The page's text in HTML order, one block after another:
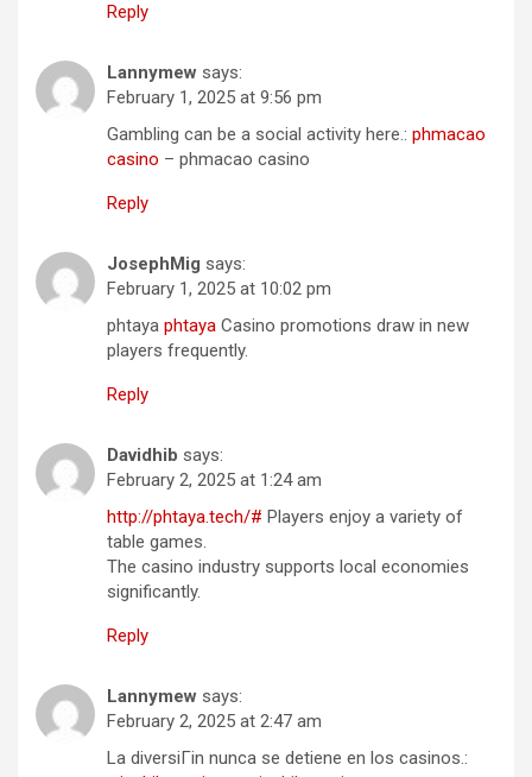
Reply
Lannymew says:
February 1, 2025 at 9:56 pm
Gambling can be a social activity here.: phmacao
casino – phmacao casino
Reply
JosephMig says:
February 1, 2025 at 10:02 pm
phtaya phtaya Casino promotions draw in new
players frequently.
Reply
Davidhib says:
February 2, 2025 at 1:24 am
http://phtaya.tech/# Players enjoy a variety of
table games.
The casino industry supports local economies
significantly.
Reply
Lannymew says:
February 2, 2025 at 2:47 am
La diversiГіn nunca se detiene en los casinos.: